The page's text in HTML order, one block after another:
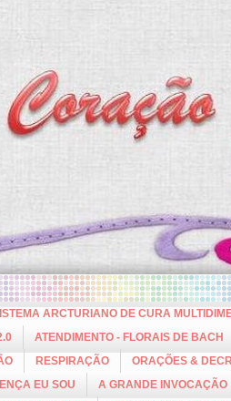
ARCTURIANO DE CURA
ATENDIMENTO - FLORAIS DE BACH
RESPIRAÇÃO ORAÇÕES &
EU SOU
A GRANDE INVOCAÇÃO